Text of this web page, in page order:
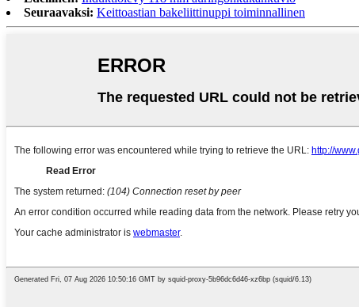
Seuraavaksi: Keittoastian bakeliittinuppi toiminnallinen